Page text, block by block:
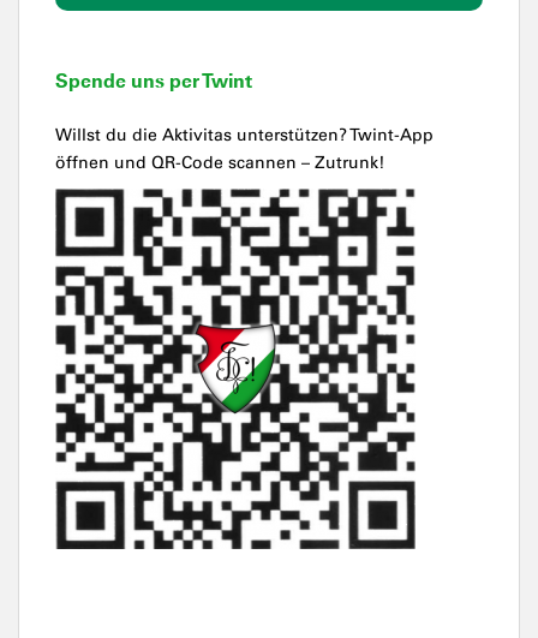
Spende uns per Twint
Willst du die Aktivitas unterstützen? Twint-App
öffnen und QR-Code scannen – Zutrunk!